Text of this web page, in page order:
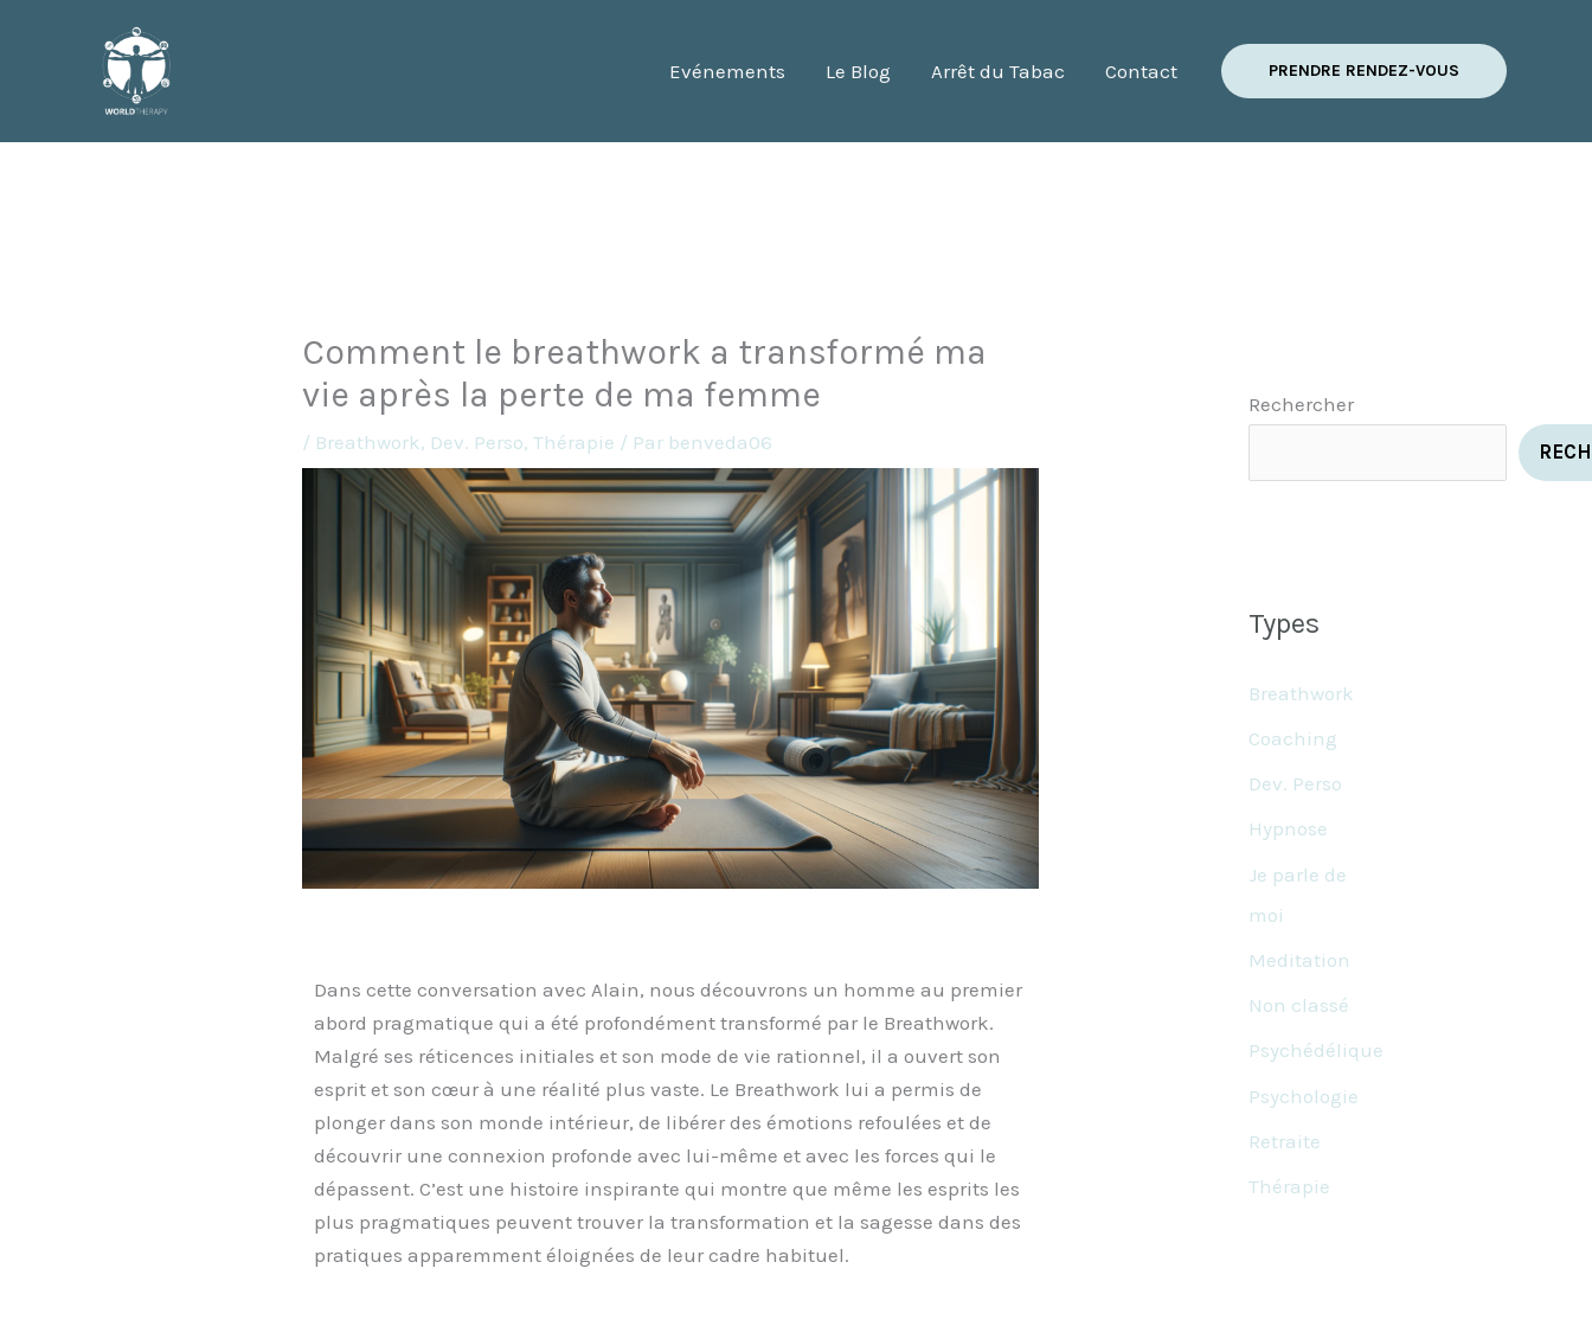
Evénements Le Blog Arrêt du Tabac Contact PRENDRE RENDEZ-VOUS
Comment le breathwork a transformé ma
vie après la perte de ma femme
/ Breathwork, Dev. Perso,Thérapie / Par benveda06
Dans cette conversation avec Alain, nous découvrons un homme au premier
abord pragmatique qui a été profondément transformé par le Breathwork.
Malgré ses réticences initiales et son mode de vie rationnel, il a ouvert son
esprit et son cœur à une réalité plus vaste. Le Breathwork lui a permis de
plonger dans son monde intérieur, de libérer des émotions refoulées et de
découvrir une connexion profonde avec lui-même et avec les forces qui le
dépassent. C’est une histoire inspirante qui montre que même les esprits les
plus pragmatiques peuvent trouver la transformation et la sagesse dans des
pratiques apparemment éloignées de leur cadre habituel.
Rechercher
Types
Breathwork
Coaching
Dev. Perso
Hypnose
Je parle de
moi
Meditation
Non classé
Psychédélique
Psychologie
Retraite
Thérapie